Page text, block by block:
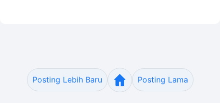
Posting Lebih Baru Posting Lama